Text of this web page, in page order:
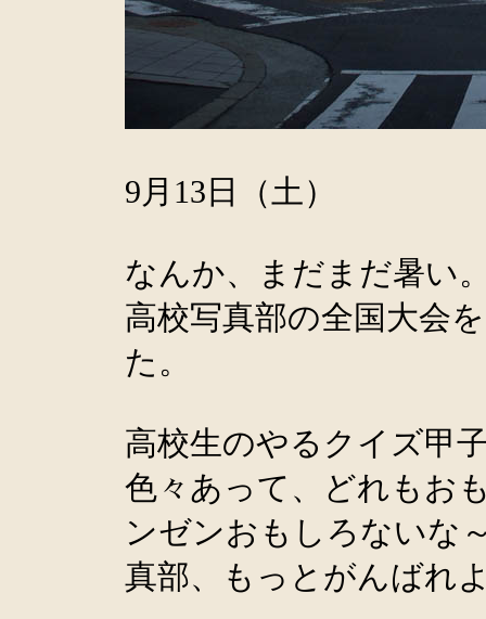
9月13日（土）
なんか、まだまだ暑い
高校写真部の全国大会
た。
高校生のやるクイズ甲
色々あって、どれもお
ンゼンおもしろないな
真部、もっとがんばれ